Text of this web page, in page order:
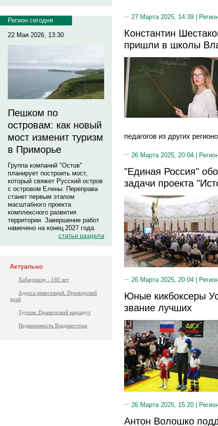
Регион сегодня
22 Мая 2026, 13:30
Пешком по
островам: как новый
мост изменит туризм
в Приморье
Группа компаний "Остов"
планирует построить мост,
который свяжет Русский остров
с островом Елены. Переправа
станет первым этапом
масштабного проекта
комплексного развития
территории. Завершение работ
намечено на конец 2027 года.
статьи раздела
Актуально
Хабаровску - 160 лет
Адреса инвестиций. Приморский
край
Туризм: Приморский маршрут
Недвижимость Владивостока
27 Марта 2025, 14:39 |
Константин
пришли в школы
педагогов из других
26 Марта 2025, 20:04 |
"Единая Россия"
задачи проекта
26 Марта 2025, 20:04 |
Юные кикбоксеры
звание лучших
26 Марта 2025, 15:20 |
Антон Волошко